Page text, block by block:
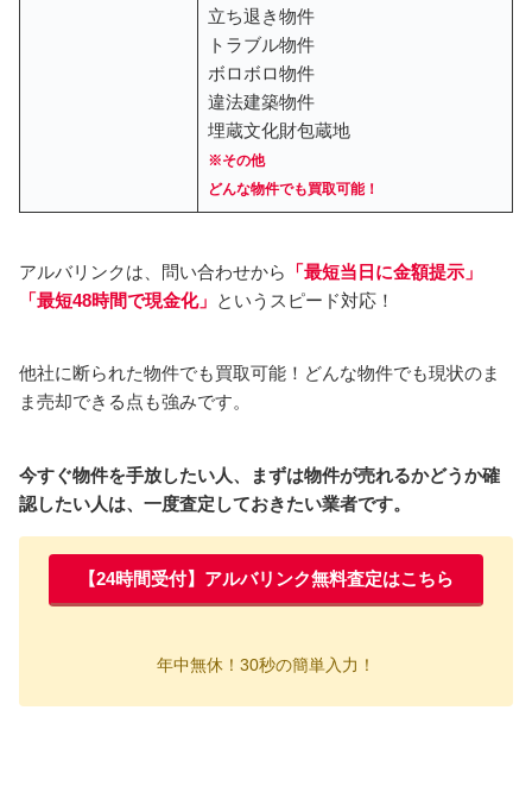
立ち退き物件
トラブル物件
ボロボロ物件
違法建築物件
埋蔵文化財包蔵地
※その他
どんな物件でも買取可能！
アルバリンクは、問い合わせから
「最短当日に金額提示」
「最短48時間で現金化」 というスピード対応！
他社に断られた物件でも買取可能！どんな物件でも現状のま
ま売却できる点も強みです。
今すぐ物件を手放したい人、まずは物件が売れるかどうか確
認したい人は、一度査定しておきたい業者です。
【24時間受付】アルバリンク無料査定はこちら
年中無休！30秒の簡単入力！